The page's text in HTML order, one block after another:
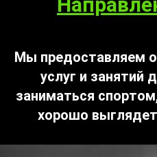
Мы предоставляем
услуг и занятий
заниматься
хорошо